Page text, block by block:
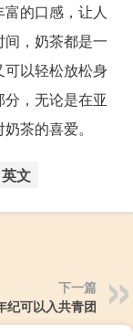
的口感，让人
，奶茶都是一
以轻松放松身
，无论是在亚
茶的喜爱。
英文
下一篇
纪可以入共青团